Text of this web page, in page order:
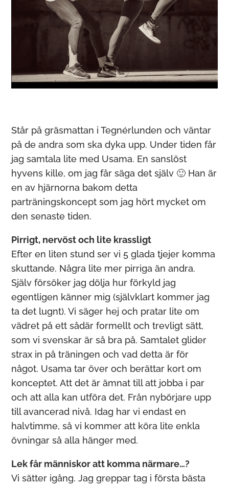
Står på gräsmattan i Tegnérlunden och väntar
på de andra som ska dyka upp. Under tiden får
jag samtala lite med Usama. En sanslöst
hyvens kille, om jag får säga det själv 🙂 Han är
en av hjärnorna bakom detta
parträningskoncept som jag hört mycket om
den senaste tiden.
Pirrigt, nervöst och lite krassligt
Efter en liten stund ser vi 5 glada tjejer komma
skuttande. Några lite mer pirriga än andra.
Själv försöker jag dölja hur förkyld jag
egentligen känner mig (självklart kommer jag
ta det lugnt). Vi säger hej och pratar lite om
vädret på ett sådär formellt och trevligt sätt,
som vi svenskar är så bra på. Samtalet glider
strax in på träningen och vad detta är för
något. Usama tar över och berättar kort om
konceptet. Att det är ämnat till att jobba i par
och att alla kan utföra det. Från nybörjare upp
till avancerad nivå. Idag har vi endast en
halvtimme, så vi kommer att köra lite enkla
övningar så alla hänger med.
Lek får människor att komma närmare…?
Vi sätter igång. Jag greppar tag i första bästa